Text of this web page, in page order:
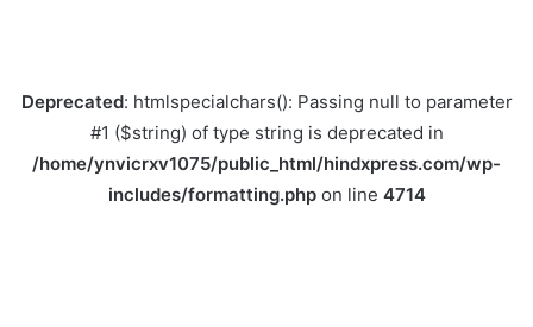
Deprecated: htmlspecialchars(): Passing null to parameter
#1 ($string) of type string is deprecated in
/home/ynvicrxv1075/public_html/hindxpress.com/wp-
includes/formatting.phpon line 4714